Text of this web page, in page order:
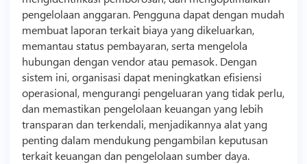
pengelolaan anggaran. Pengguna dapat dengan mudah
membuat laporan terkait biaya yang dikeluarkan,
memantau status pembayaran, serta mengelola
hubungan dengan vendor atau pemasok. Dengan
sistem ini, organisasi dapat meningkatkan efisiensi
operasional, mengurangi pengeluaran yang tidak perlu,
dan memastikan pengelolaan keuangan yang lebih
transparan dan terkendali, menjadikannya alat yang
penting dalam mendukung pengambilan keputusan
terkait keuangan dan pengelolaan sumber daya.